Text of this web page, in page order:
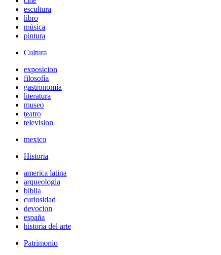
escultura
libro
música
pintura
Cultura
exposicion
filosofía
gastronomía
literatura
museo
teatro
television
mexico
Historia
america latina
arqueologia
biblia
curiosidad
devocion
españa
historia del arte
Patrimonio